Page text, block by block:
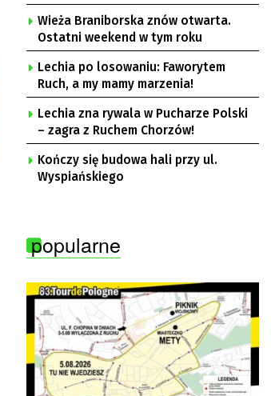
Wieża Braniborska znów otwarta.
Ostatni weekend w tym roku
Lechia po losowaniu: Faworytem
Ruch, a my mamy marzenia!
Lechia zna rywala w Pucharze Polski
– zagra z Ruchem Chorzów!
Kończy się budowa hali przy ul.
Wyspiańskiego
popularne